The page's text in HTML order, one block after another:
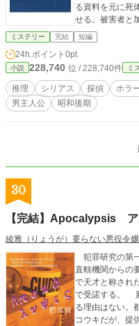
る資料を元に死
せる。被害者と
ミステリー 完結 短編
24h.ポイント 0pt
小説 228,740 位 / 228,740件 ミ
推理 シリアス 探偵 ホラ
男主人公
昭和後期
30
【完結】Apocalypsis ア
綾雅（りょうが）要らない悪役令嬢
犯罪研究の第
直轄機関からの
で天才と称され
で受諾する。
る理由はない。
コウキだが、